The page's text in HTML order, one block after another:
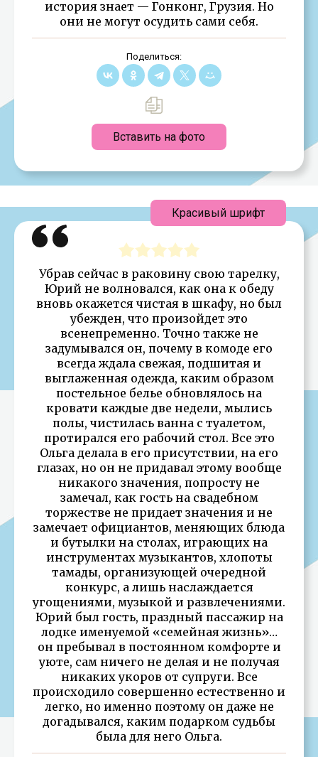
история знает — Гонконг, Грузия. Но
они не могут осудить сами себя.
Поделиться:
Вставить на фото
Убрав сейчас в раковину свою тарелку,
Юрий не волновался, как она к обеду
вновь окажется чистая в шкафу, но был
убежден, что произойдет это
всенепременно. Точно также не
задумывался он, почему в комоде его
всегда ждала свежая, подшитая и
выглаженная одежда, каким образом
постельное белье обновлялось на
кровати каждые две недели, мылись
полы, чистилась ванна с туалетом,
протирался его рабочий стол. Все это
Ольга делала в его присутствии, на его
глазах, но он не придавал этому вообще
никакого значения, попросту не
замечал, как гость на свадебном
торжестве не придает значения и не
замечает официантов, меняющих блюда
и бутылки на столах, играющих на
инструментах музыкантов, хлопоты
тамады, организующей очередной
конкурс, а лишь наслаждается
угощениями, музыкой и развлечениями.
Юрий был гость, праздный пассажир на
лодке именуемой «семейная жизнь»…
он пребывал в постоянном комфорте и
уюте, сам ничего не делая и не получая
никаких укоров от супруги. Все
происходило совершенно естественно и
легко, но именно поэтому он даже не
догадывался, каким подарком судьбы
была для него Ольга.
Красивый шрифт